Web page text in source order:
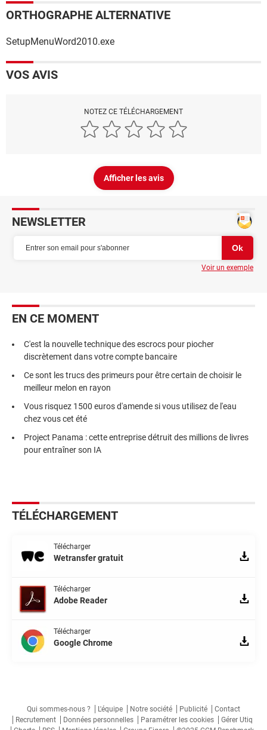
ORTHOGRAPHE ALTERNATIVE
SetupMenuWord2010.exe
VOS AVIS
NOTEZ CE TÉLÉCHARGEMENT
Afficher les avis
NEWSLETTER
Voir un exemple
EN CE MOMENT
C'est la nouvelle technique des escrocs pour piocher
discrètement dans votre compte bancaire
Ce sont les trucs des primeurs pour être certain de choisir le
meilleur melon en rayon
Vous risquez 1500 euros d'amende si vous utilisez de l'eau
chez vous cet été
Project Panama : cette entreprise détruit des millions de livres
pour entraîner son IA
TÉLÉCHARGEMENT
Télécharger
Wetransfer gratuit
Télécharger
Adobe Reader
Télécharger
Google Chrome
Qui sommes-nous ? L'équipe Notre société Publicité
Contact
Recrutement
Données personnelles Paramétrer les cookies
Gérer Utiq